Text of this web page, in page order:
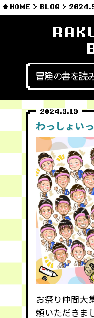
HOME BLOG
冒険の書を読
2024.9.19
わっしょいっ
お祭り仲間大
頼いただきま